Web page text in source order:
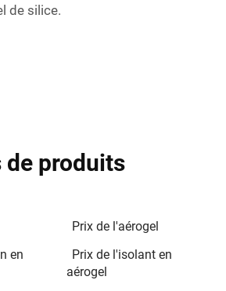
de silice.
de produits
Prix de l'aérogel
en
Prix de l'isolant en
aérogel